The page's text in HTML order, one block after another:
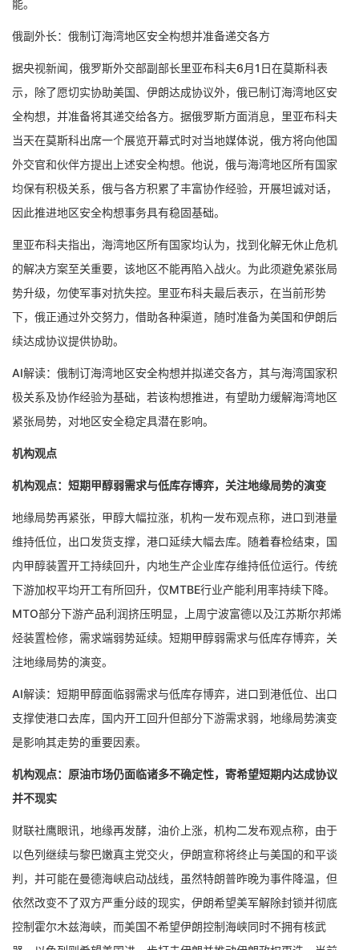
能。
俄副外长：俄制订海湾地区安全构想并准备递交各方
据央视新闻，俄罗斯外交部副部长里亚布科夫6月1日在莫斯科表
示，除了愿切实协助美国、伊朗达成协议外，俄已制订海湾地区安
全构想，并准备将其递交给各方。据俄罗斯方面消息，里亚布科夫
当天在莫斯科出席一个展览开幕式时对当地媒体说，俄方将向他国
外交官和伙伴方提出上述安全构想。他说，俄与海湾地区所有国家
均保有积极关系，俄与各方积累了丰富协作经验，开展坦诚对话，
因此推进地区安全构想事务具有稳固基础。
里亚布科夫指出，海湾地区所有国家均认为，找到化解无休止危机
的解决方案至关重要，该地区不能再陷入战火。为此须避免紧张局
势升级，勿使军事对抗失控。里亚布科夫最后表示，在当前形势
下，俄正通过外交努力，借助各种渠道，随时准备为美国和伊朗后
续达成协议提供协助。
AI解读：俄制订海湾地区安全构想并拟递交各方，其与海湾国家积
极关系及协作经验为基础，若该构想推进，有望助力缓解海湾地区
紧张局势，对地区安全稳定具潜在影响。
机构观点
机构观点：短期甲醇弱需求与低库存博弈，关注地缘局势的演变
地缘局势再紧张，甲醇大幅拉涨，机构一发布观点称，进口到港量
维持低位，出口发货支撑，港口延续大幅去库。随着春检结束，国
内甲醇装置开工持续回升，内地生产企业库存维持低位运行。传统
下游加权平均开工有所回升，仅MTBE行业产能利用率持续下降。
MTO部分下游产品利润挤压明显，上周宁波富德以及江苏斯尔邦烯
烃装置检修，需求端弱势延续。短期甲醇弱需求与低库存博弈，关
注地缘局势的演变。
AI解读：短期甲醇面临弱需求与低库存博弈，进口到港低位、出口
支撑使港口去库，国内开工回升但部分下游需求弱，地缘局势演变
是影响其走势的重要因素。
机构观点：原油市场仍面临诸多不确定性，寄希望短期内达成协议
并不现实
财联社鹰眼讯，地缘再发酵，油价上涨，机构二发布观点称，由于
以色列继续与黎巴嫩真主党交火，伊朗宣称将终止与美国的和平谈
判，并可能在曼德海峡启动战线，虽然特朗普昨晚为事件降温，但
依然改变不了双方严重分歧的现实，伊朗希望美军解除封锁并彻底
控制霍尔木兹海峡，而美国不希望伊朗控制海峡同时不拥有核武